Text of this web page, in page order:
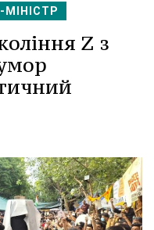
Z з